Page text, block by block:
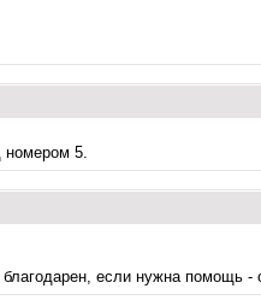
номером 5.
если нужна помощь -